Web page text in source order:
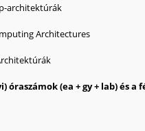
architektúrák
Architectures